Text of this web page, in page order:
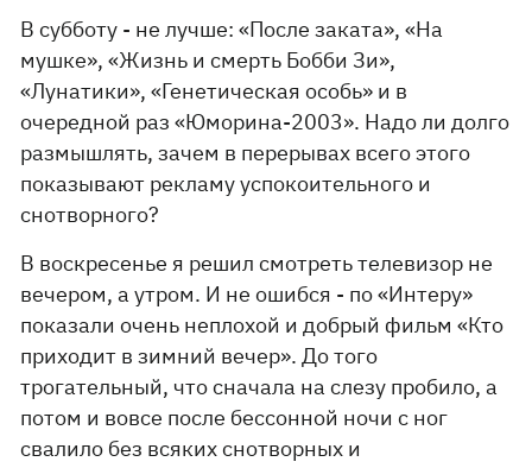
В субботу - не лучше: «После заката», «На
мушке», «Жизнь и смерть Бобби Зи»,
«Лунатики», «Генетическая особь» и в
очередной раз «Юморина-2003». Надо ли долго
размышлять, зачем в перерывах всего этого
показывают рекламу успокоительного и
снотворного?
В воскресенье я решил смотреть телевизор не
вечером, а утром. И не ошибся - по «Интеру»
показали очень неплохой и добрый фильм «Кто
приходит в зимний вечер». До того
трогательный, что сначала на слезу пробило, а
потом и вовсе после бессонной ночи с ног
свалило без всяких снотворных и